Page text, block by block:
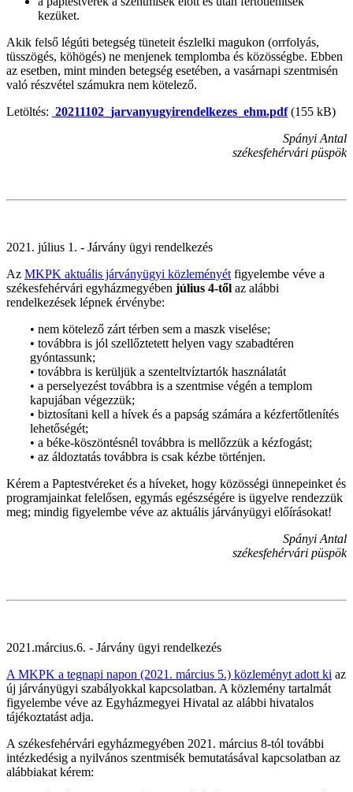
kezüket.
Akik felső légúti betegség tüneteit észlelki magukon (orrfolyás,
tüsszögés, köhögés) ne menjenek templomba és közösségbe. Ebben
az esetben, mint minden betegség esetében, a vasárnapi szentmisén
való részvétel számukra nem kötelező.
Letöltés: 20211102_jarvanyugyirendelkezes_ehm.pdf(155 kB)
Spányi Antal
székesfehérvári püspök
2021. július 1. - Járvány ügyi rendelkezés
Az MKPK aktuális járványügyi közleményét figyelembe véve a
székesfehérvári egyházmegyében július 4-től az alábbi
rendelkezések lépnek érvénybe:
• nem kötelező zárt térben sem a maszk viselése;
• továbbra is jól szellőztetett helyen vagy szabadtéren
gyóntassunk;
• továbbra is kerüljük a szenteltvíztartók használatát
• a perselyezést továbbra is a szentmise végén a templom
kapujában végezzük;
• biztosítani kell a hívek és a papság számára a kézfertőtlenítés
lehetőségét;
• a béke-köszöntésnél továbbra is mellőzzük a kézfogást;
• az áldoztatás továbbra is csak kézbe történjen.
Kérem a Paptestvéreket és a híveket, hogy közösségi ünnepeinket és
programjainkat felelősen, egymás egészségére is ügyelve rendezzük
meg; mindig figyelembe véve az aktuális járványügyi előírásokat!
Spányi Antal
székesfehérvári püspök
2021.március.6. - Járvány ügyi rendelkezés
A MKPK a tegnapi napon (2021. március 5.) közleményt adott ki az
új járványügyi szabályokkal kapcsolatban. A közlemény tartalmát
figyelembe véve az Egyházmegyei Hivatal az alábbi hivatalos
tájékoztatást adja.
A székesfehérvári egyházmegyében 2021. március 8-tól további
intézkedésig a nyilvános szentmisék bemutatásával kapcsolatban az
alábbiakat kérem: